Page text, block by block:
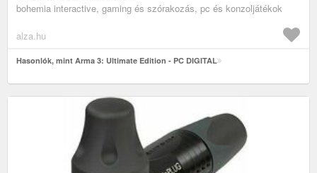
bohemia interactive, gaming és szórakozás, pc és konzoljátékok
alza.hu
Hasonlók, mint Arma 3: Ultimate Edition - PC DIGITAL